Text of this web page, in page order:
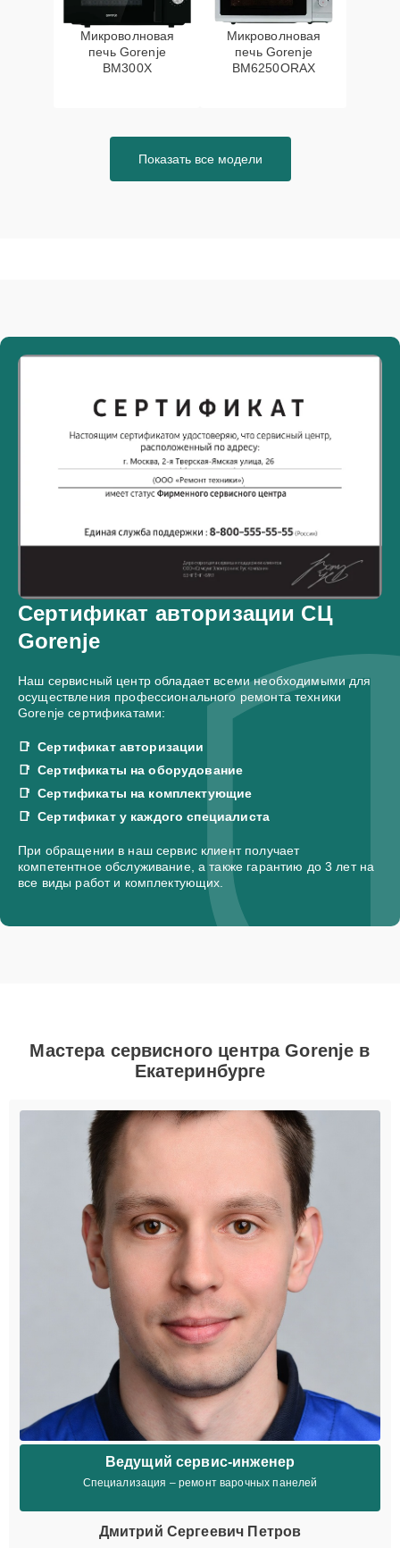
Микроволновая
печь Gorenje
BM300X
Микроволновая
печь Gorenje
BM6250ORAX
Показать все модели
Сертификат авторизации СЦ
Gorenje
Наш сервисный центр обладает всеми необходимыми для
осуществления профессионального ремонта техники
Gorenje сертификатами:
Сертификат авторизации
Сертификаты на оборудование
Сертификаты на комплектующие
Сертификат у каждого специалиста
При обращении в наш сервис клиент получает
компетентное обслуживание, а также гарантию до 3 лет на
все виды работ и комплектующих.
Мастера сервисного центра Gorenje в
Екатеринбурге
Ведущий сервис-инженер
Специализация – ремонт варочных панелей
Дмитрий Сергеевич Петров